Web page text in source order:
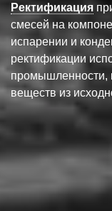
Ректификация
смесей на
испарении и
ректификации
промышленности,
веществ из